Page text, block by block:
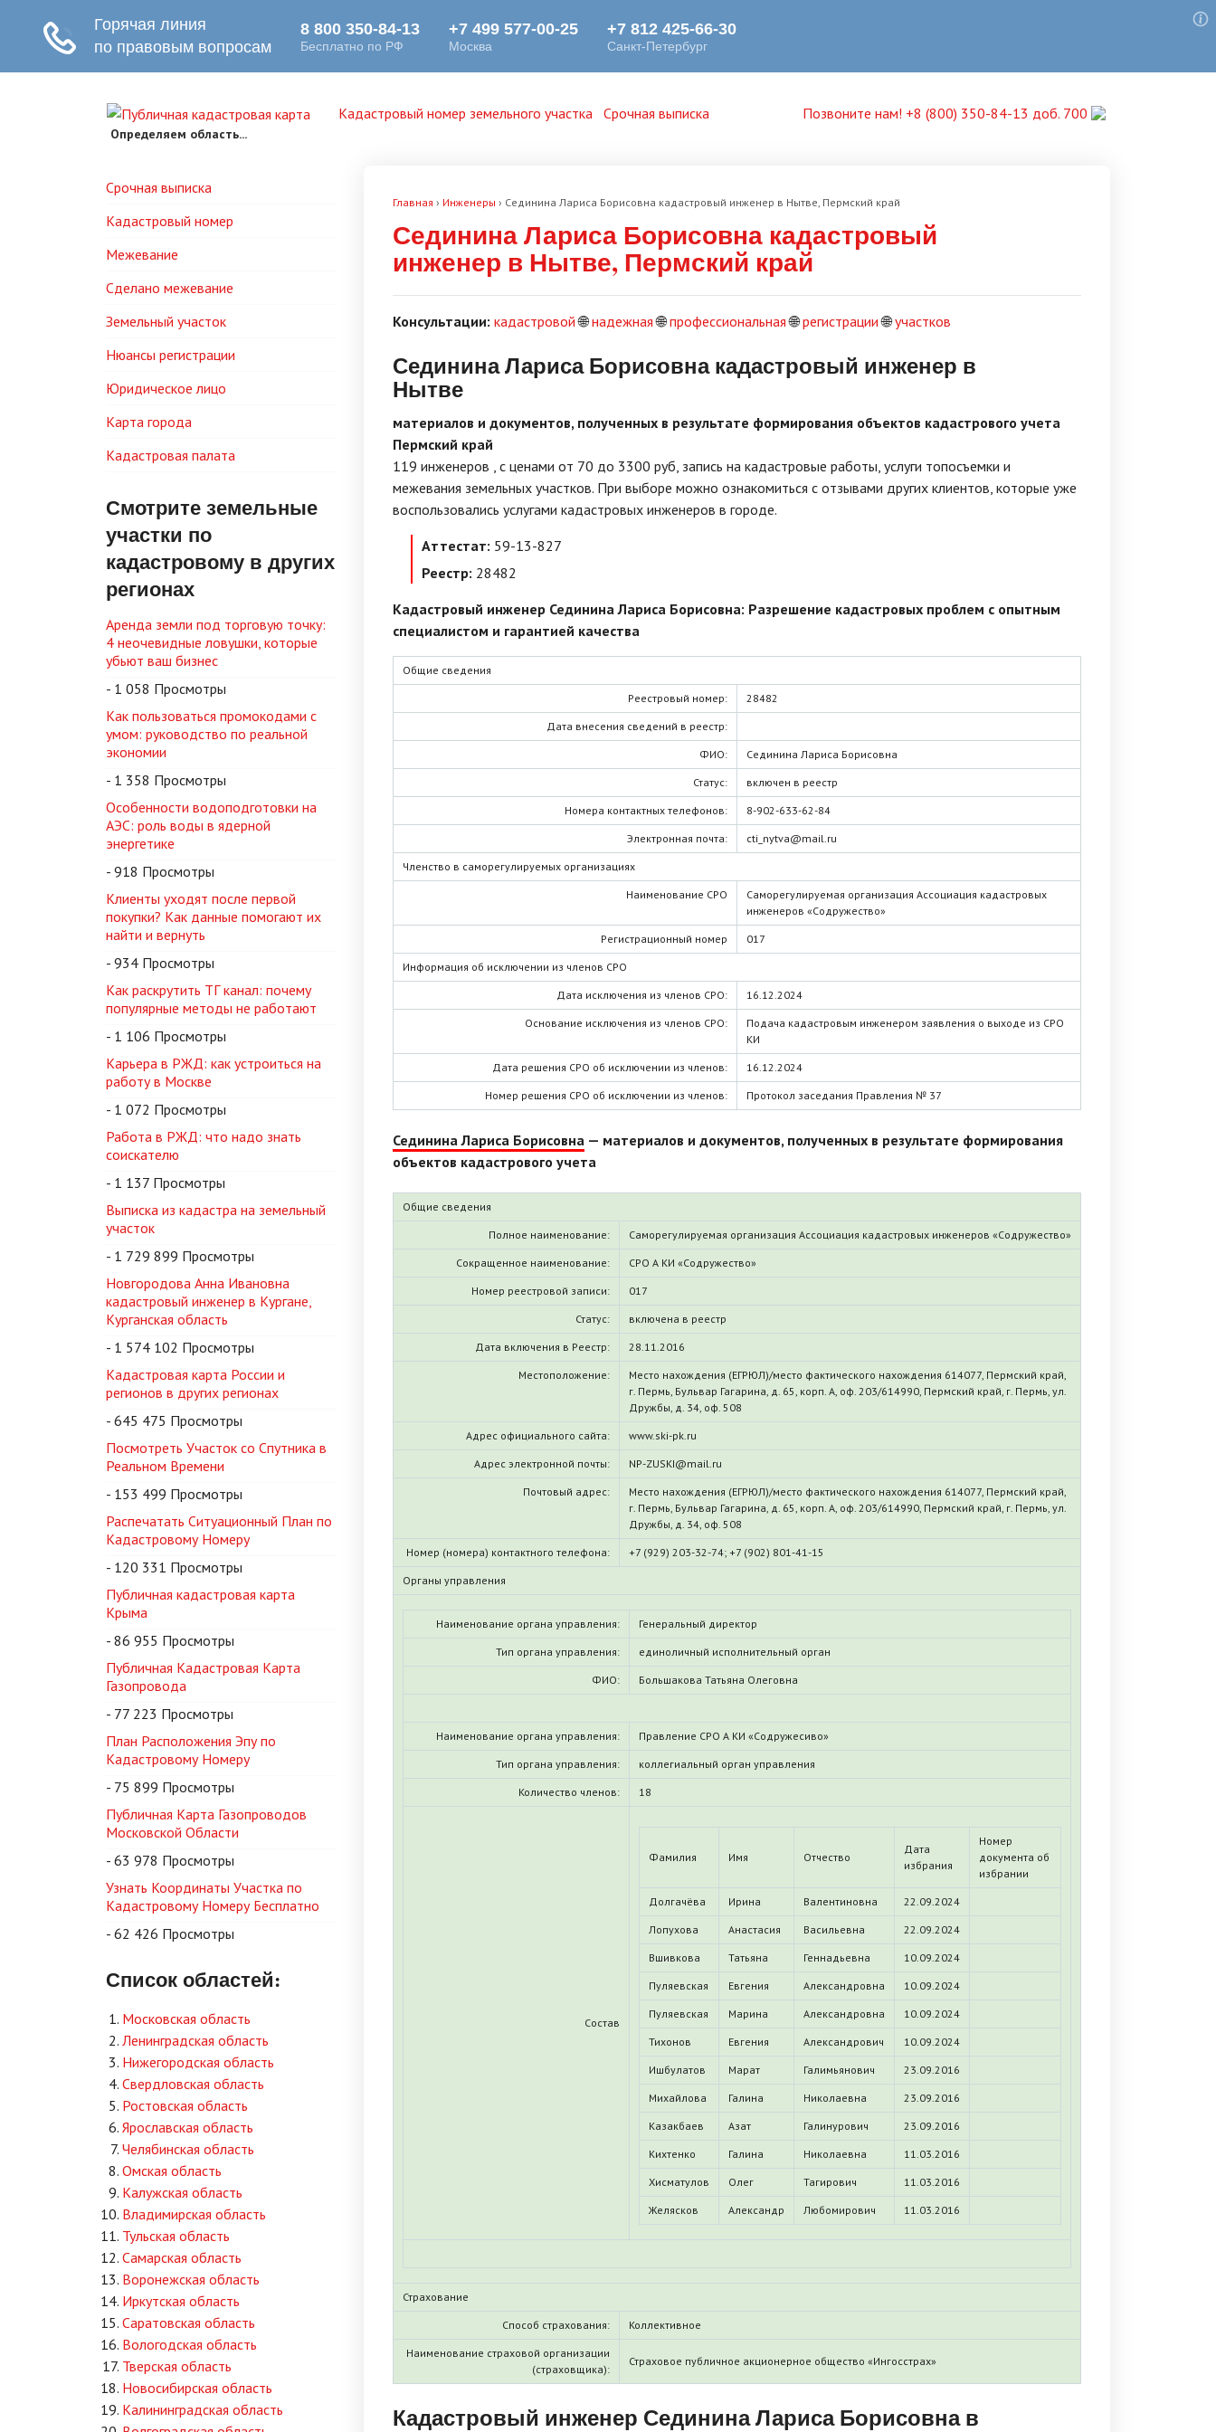
Кадастровый номер земельного участка Срочная выписка Позвоните нам! +8 (800) 350-84-13 доб. 700
Определяем область...
Главная › Инженеры › Сединина Лариса Борисовна кадастровый инженер в Нытве, Пермский край
Сединина Лариса Борисовна кадастровый
инженер в Нытве, Пермский край
Консультации: кадастровой🌐надежная🌐профессиональная🌐регистрации🌐участков
Сединина Лариса Борисовна кадастровый инженер в
Нытве
материалов и документов, полученных в результате формирования объектов кадастрового учета
Пермский край
119 инженеров , c ценами от 70 до 3300 руб, запись на кадастровые работы, услуги топосъемки и
межевания земельных участков. При выборе можно ознакомиться с отзывами других клиентов, которые уже
воспользовались услугами кадастровых инженеров в городе.
Аттестат: 59-13-827
Реестр: 28482
Кадастровый инженер Сединина Лариса Борисовна: Разрешение кадастровых проблем с опытным
специалистом и гарантией качества
Общие сведения
Реестровый номер: 28482
Дата внесения сведений в реестр:
ФИО: Сединина Лариса Борисовна
Статус: включен в реестр
Номера контактных телефонов: 8-902-633-62-84
Электронная почта: cti_nytva@mail.ru
Членство в саморегулируемых организациях
Наименование СРО
Саморегулируемая организация Ассоциация кадастровых
инженеров «Содружество»
Регистрационный номер 017
Информация об исключении из членов СРО
Дата исключения из членов СРО: 16.12.2024
Основание исключения из членов СРО:
Подача кадастровым инженером заявления о выходе из СРО
КИ
Дата решения СРО об исключении из членов: 16.12.2024
Номер решения СРО об исключении из членов: Протокол заседания Правления № 37
Сединина Лариса Борисовна — материалов и документов, полученных в результате формирования
объектов кадастрового учета
Общие сведения
Полное наименование: Саморегулируемая организация Ассоциация кадастровых инженеров «Содружество»
Сокращенное наименование: СРО А КИ «Содружество»
Номер реестровой записи: 017
Статус: включена в реестр
Дата включения в Реестр: 28.11.2016
Местоположение:
Место нахождения (ЕГРЮЛ)/место фактического нахождения 614077, Пермский край,
г. Пермь, Бульвар Гагарина, д. 65, корп. А, оф. 203/614990, Пермский край, г. Пермь, ул.
Дружбы, д. 34, оф. 508
Адрес официального сайта: www.ski-pk.ru
Адрес электронной почты: NP-ZUSKI@mail.ru
Почтовый адрес:
Место нахождения (ЕГРЮЛ)/место фактического нахождения 614077, Пермский край,
г. Пермь, Бульвар Гагарина, д. 65, корп. А, оф. 203/614990, Пермский край, г. Пермь, ул.
Дружбы, д. 34, оф. 508
Номер (номера) контактного телефона: +7 (929) 203-32-74; +7 (902) 801-41-15
Органы управления
Наименование органа управления: Генеральный директор
Тип органа управления: единоличный исполнительный орган
ФИО: Большакова Татьяна Олеговна
Наименование органа управления: Правление СРО А КИ «Содружесиво»
Тип органа управления: коллегиальный орган управления
Количество членов: 18
Состав
Фамилия Имя Отчество
Дата
избрания
Номер
документа об
избрании
Долгачёва Ирина Валентиновна 22.09.2024
Лопухова Анастасия Васильевна 22.09.2024
Вшивкова Татьяна Геннадьевна 10.09.2024
Пуляевская Евгения Александровна 10.09.2024
Пуляевская Марина Александровна 10.09.2024
Тихонов Евгения Александрович 10.09.2024
Ишбулатов Марат Галимьянович 23.09.2016
Михайлова Галина Николаевна 23.09.2016
Казакбаев Азат Галинурович 23.09.2016
Кихтенко Галина Николаевна 11.03.2016
Хисматулов Олег Тагирович 11.03.2016
Желясков Александр Любомирович 11.03.2016
Страхование
Способ страхования: Коллективное
Наименование страховой организации
(страховщика):
Страховое публичное акционерное общество «Ингосстрах»
Кадастровый инженер Сединина Лариса Борисовна в
Срочная выписка
Кадастровый номер
Межевание
Сделано межевание
Земельный участок
Нюансы регистрации
Юридическое лицо
Карта города
Кадастровая палата
Смотрите земельные
участки по
кадастровому в других
регионах
Аренда земли под торговую точку:
4 неочевидные ловушки, которые
убьют ваш бизнес
- 1 058 Просмотры
Как пользоваться промокодами с
умом: руководство по реальной
экономии
- 1 358 Просмотры
Особенности водоподготовки на
АЭС: роль воды в ядерной
энергетике
- 918 Просмотры
Клиенты уходят после первой
покупки? Как данные помогают их
найти и вернуть
- 934 Просмотры
Как раскрутить ТГ канал: почему
популярные методы не работают
- 1 106 Просмотры
Карьера в РЖД: как устроиться на
работу в Москве
- 1 072 Просмотры
Работа в РЖД: что надо знать
соискателю
- 1 137 Просмотры
Выписка из кадастра на земельный
участок
- 1 729 899 Просмотры
Новгородова Анна Ивановна
кадастровый инженер в Кургане,
Курганская область
- 1 574 102 Просмотры
Кадастровая карта России и
регионов в других регионах
- 645 475 Просмотры
Посмотреть Участок со Спутника в
Реальном Времени
- 153 499 Просмотры
Распечатать Ситуационный План по
Кадастровому Номеру
- 120 331 Просмотры
Публичная кадастровая карта
Крыма
- 86 955 Просмотры
Публичная Кадастровая Карта
Газопровода
- 77 223 Просмотры
План Расположения Эпу по
Кадастровому Номеру
- 75 899 Просмотры
Публичная Карта Газопроводов
Московской Области
- 63 978 Просмотры
Узнать Координаты Участка по
Кадастровому Номеру Бесплатно
- 62 426 Просмотры
Список областей:
Московская область
Ленинградская область
Нижегородская область
Свердловская область
Ростовская область
Ярославская область
Челябинская область
Омская область
Калужская область
Владимирская область
Тульская область
Самарская область
Воронежская область
Иркутская область
Саратовская область
Вологодская область
Тверская область
Новосибирская область
Калининградская область